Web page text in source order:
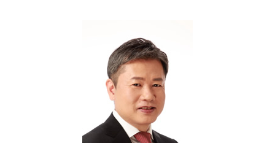
住宅ローン 贈与 注意点
贈与契約書 誰が書く
認知症 一人暮らし 限界
終活 家の片付け
終活 戸籍謄本
贈与 印西市 行政書士
遺言 我孫子市 行政書士